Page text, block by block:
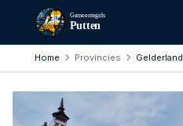
Gemeentegids
Putten
Home Provincies Gelderland